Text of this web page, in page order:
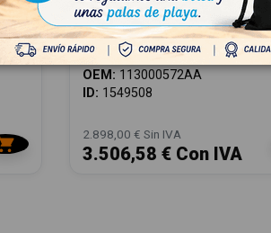
BATERIA 113000572AA
113000572AA
JAECOO 7 PHEV 2025
OEM: 113000572AA
ID: 1549508
2.898,00 € Sin IVA
3.506,58 € Con IVA